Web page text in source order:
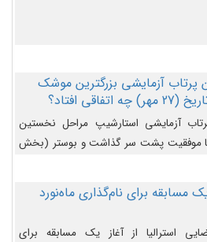
پرتاب آزمایشی بزرگترین موشک
اتفاقی افتاد؟
آزمایشی استارشیپ مراحل نخستین
با موفقیت پشت سر گذاشت و بوستر (بخش
مسیر از پیش تعیین‌شده کند و سپس با یک
با موفقیت از آن جدا شود.
مسابقه برای نام‌گذاری ماه‌نورد
استرالیا از آغاز یک مسابقه برای